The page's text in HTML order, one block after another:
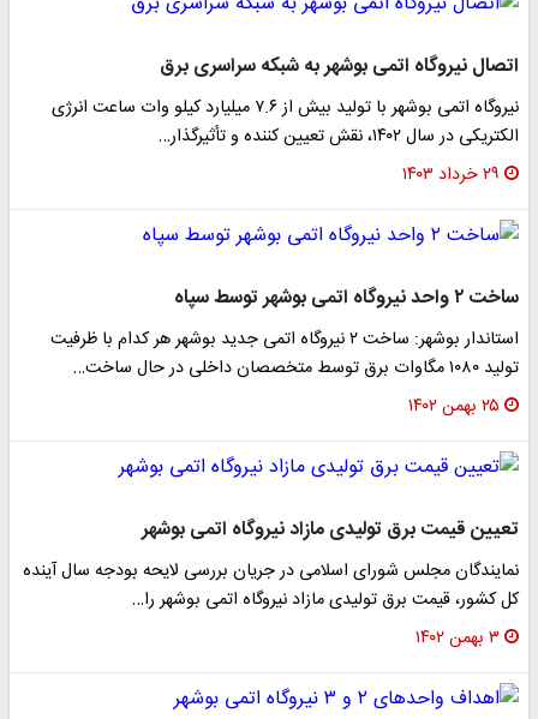
اتصال نیروگاه اتمی بوشهر به شبکه سراسری برق
نیروگاه اتمی بوشهر با تولید بیش از ۷.۶ میلیارد کیلو وات ساعت انرژی
الکتریکی در سال ۱۴۰۲، نقش تعیین کننده و تأثیرگذار…
۲۹ خرداد ۱۴۰۳
ساخت ۲ واحد نیروگاه اتمی بوشهر توسط سپاه
استاندار بوشهر: ساخت ۲ نیروگاه اتمی جدید بوشهر هر کدام با ظرفیت
تولید ۱۰۸۰ مگاوات برق توسط متخصصان داخلی در حال ساخت…
۲۵ بهمن ۱۴۰۲
تعیین قیمت برق تولیدی مازاد نیروگاه اتمی بوشهر
نمایندگان مجلس شورای اسلامی در جریان بررسی لایحه بودجه سال آینده
کل کشور، قیمت برق تولیدی مازاد نیروگاه اتمی بوشهر را…
۳ بهمن ۱۴۰۲